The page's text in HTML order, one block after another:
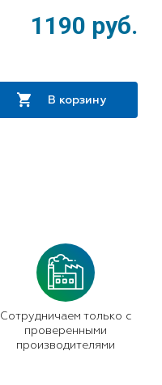
1190 руб.
В корзину
Сотрудничаем только с
проверенными
производителями